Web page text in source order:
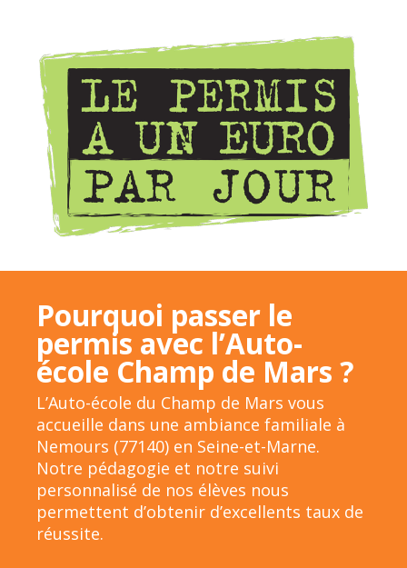
Pourquoi passer le
permis avec l’Auto-
école Champ de Mars ?
L’Auto-école du Champ de Mars vous
accueille dans une ambiance familiale à
Nemours (77140) en Seine-et-Marne.
Notre pédagogie et notre suivi
personnalisé de nos élèves nous
permettent d’obtenir d’excellents taux de
réussite.